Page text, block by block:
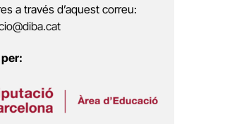
a través d’aquest correu: